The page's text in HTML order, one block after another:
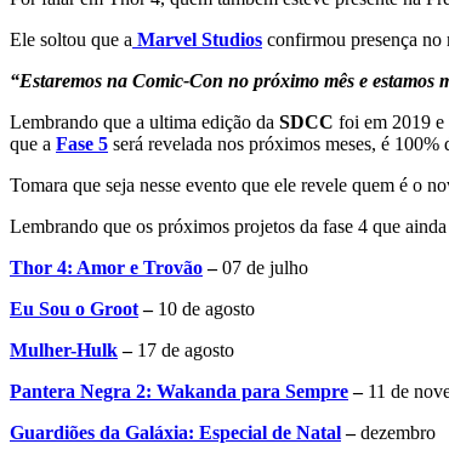
Ele soltou que a Marvel Studios confirmou presença no
“Estaremos na Comic-Con no próximo mês e estamos
Lembrando que a ultima edição da SDCC foi em 2019 e
que a Fase 5 será revelada nos próximos meses, é
Tomara que seja nesse evento que ele revele quem é o
Lembrando que os próximos projetos da fase 4 que ainda
Thor 4: Amor e Trovão–07 de julho
Eu Sou o Groot– 10 de agosto
Mulher-Hulk– 17 de agosto
Pantera Negra 2: Wakanda para Sempre– 11 de
Guardiões da Galáxia: Especial de Natal–dezembro